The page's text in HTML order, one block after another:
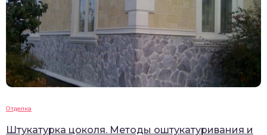
Отделка
Штукатурка цоколя. Методы оштукатуривания и